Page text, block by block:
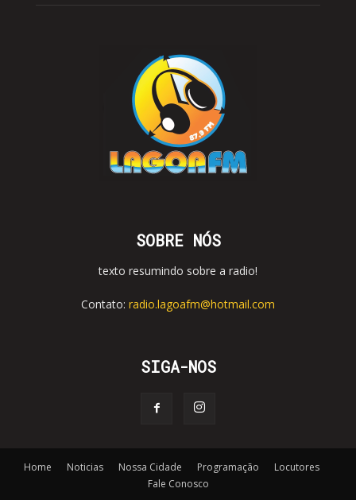
SOBRE NÓS
texto resumindo sobre a radio!
Contato: radio.lagoafm@hotmail.com
SIGA-NOS
Home Noticias Nossa Cidade Programação
Locutores
Fale Conosco